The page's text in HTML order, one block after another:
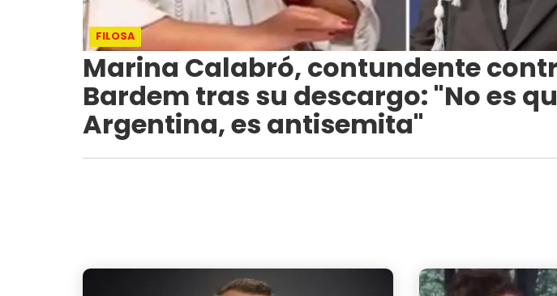
FILOSA
Marina Calabró, contundente
Bardem tras su descargo: "No es
Argentina, es antisemita"